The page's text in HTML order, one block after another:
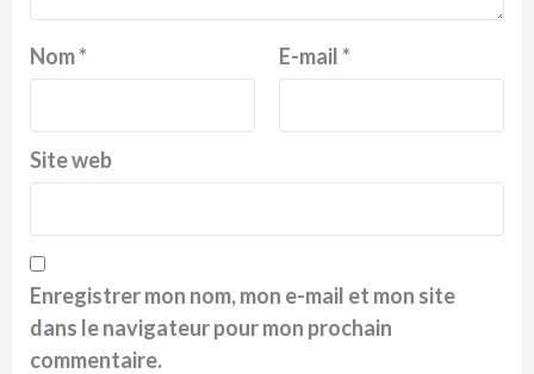
Nom* E-mail*
Site web
Enregistrer mon nom, mon e-mail et mon site
dans le navigateur pour mon prochain
commentaire.